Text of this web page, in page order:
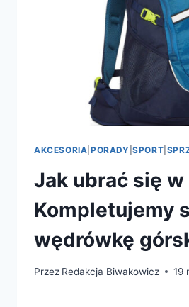
AKCESORIA PORADY |SPORT
Jak ubrać się w
Kompletujemy
wędrówkę
Przez Redakcja Biwakowicz 19